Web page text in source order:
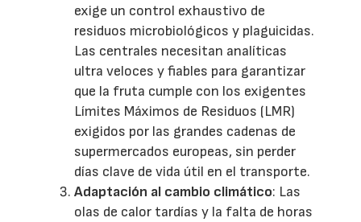
exige un control exhaustivo de
residuos microbiológicos y plaguicidas.
Las centrales necesitan analíticas
ultra veloces y fiables para garantizar
que la fruta cumple con los exigentes
Límites Máximos de Residuos (LMR)
exigidos por las grandes cadenas de
supermercados europeas, sin perder
días clave de vida útil en el transporte.
Adaptación al cambio climático: Las
olas de calor tardías y la falta de horas